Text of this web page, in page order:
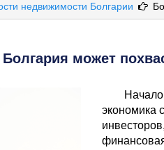
недвижимости Болгарии
Болгария может
экономика